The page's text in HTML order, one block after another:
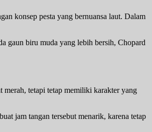
konsep pesta yang bernuansa laut. Dalam
gaun biru muda yang lebih bersih, Chopard
merah, tetapi tetap memiliki karakter yang
jam tangan tersebut menarik, karena tetap